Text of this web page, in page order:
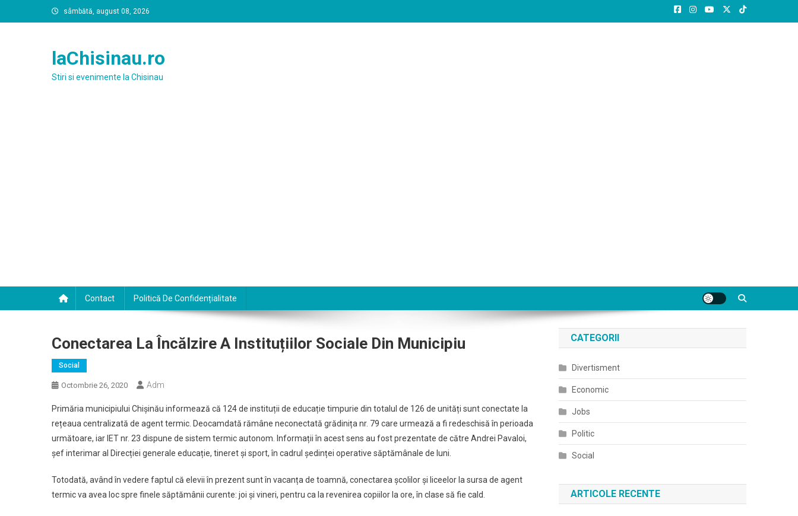
to
sâmbătă, august 08, 2026
laChisinau.ro
Stiri si evenimente la Chisinau
Contact Politică De Confidențialitate
Conectarea La Încălzire A Instituțiilor Sociale Din Municipiu
Social
Octombrie 26, 2020 Adm
Primăria municipiului Chișinău informează că 124 de instituții de educație timpurie din totalul de 126 de unități sunt conectate la
rețeaua centralizată de agent termic. Deocamdată rămâne neconectată grădinița nr. 79 care urmează a fi redeschisă în perioada
următoare, iar IET nr. 23 dispune de sistem termic autonom. Informații în acest sens au fost prezentate de către Andrei Pavaloi,
șef interimar al Direcției generale educație, tineret și sport, în cadrul ședinței operative săptămânale de luni.
Totodată, având în vedere faptul că elevii în prezent sunt în vacanța de toamnă, conectarea școlilor și liceelor la sursa de agent
termic va avea loc spre finele săptămânii curente: joi și vineri, pentru ca la revenirea copiilor la ore, în clase să fie cald.
CATEGORII
Divertisment
Economic
Jobs
Politic
Social
ARTICOLE RECENTE